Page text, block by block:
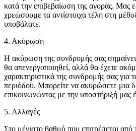
κατά την επιβεβαίωση της αγοράς. Μας
χρεώσουμε τα αντίστοιχα τέλη στη
υποβάλατε.
4. Ακύρωση
Η ακύρωση της συνδρομής σας
θα απενεργοποιηθεί, αλλά θα έχετε
χαρακτηριστικά της συνδρομής σας για
περιόδου. Μπορείτε να ακυρώσετε μια
επικοινωνώντας με την υποστήριξή μας
5. Αλλαγές
Στο μέγιστο βαθμό που επιτρέπεται